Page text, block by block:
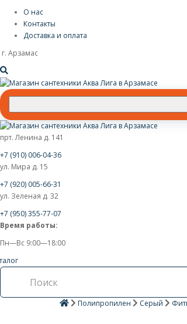
О нас
Контакты
Доставка и оплата
г. Арзамас
прт. Ленина д. 141
+7 (910) 006-04-36
ул. Мира д. 15
+7 (920) 005-66-31
ул. Зеленая д. 32
+7 (950) 355-77-07
Время работы:
Пн—Вс 9:00—18:00
Полипропилен Серый